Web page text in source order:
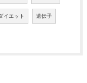
イエット 遺伝子